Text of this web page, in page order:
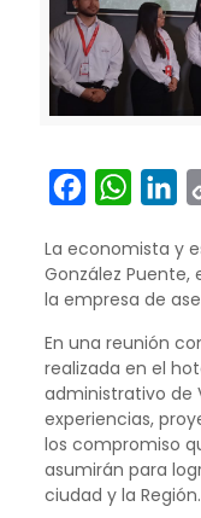
Facebook
La economista y
González Puente,
la empresa de
En una reunión
realizada en el
administrativo de
experiencias,
los compromiso
asumirán para
ciudad y la Región.